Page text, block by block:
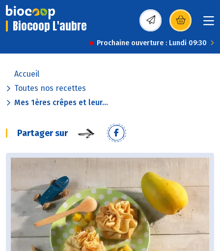
Biocoop L'aubre (s’ouvre dans une
Prochaine ouverture : Lundi 09:30
Accueil
Toutes nos recettes
Mes 1ères crêpes et leur...
Partager sur